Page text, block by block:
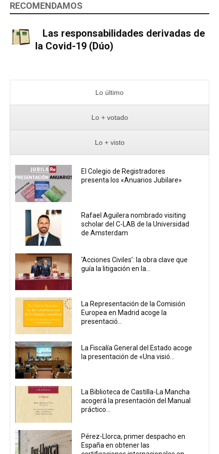
RECOMENDAMOS
Las responsabilidades derivadas de
la Covid-19 (Dúo)
Lo último
Lo + votado
Lo + visto
El Colegio de Registradores
presenta los «Anuarios Jubilare»
Rafael Aguilera nombrado visiting
scholar del C-LAB de la Universidad
de Amsterdam
‘Acciones Civiles’: la obra clave que
guía la litigación en la...
La Representación de la Comisión
Europea en Madrid acoge la
presentació...
La Fiscalía General del Estado acoge
la presentación de «Una visió...
La Biblioteca de Castilla-La Mancha
acogerá la presentación del Manual
práctico...
Pérez-Llorca, primer despacho en
España en obtener las